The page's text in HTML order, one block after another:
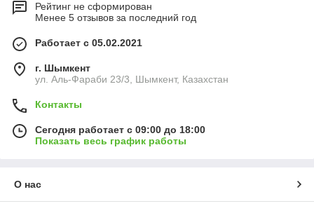
Рейтинг не сформирован
Менее 5 отзывов за последний год
Работает с 05.02.2021
г. Шымкент
ул. Аль-Фараби 23/3, Шымкент, Казахстан
Контакты
Сегодня работает с 09:00 до 18:00
Показать весь график работы
О нас